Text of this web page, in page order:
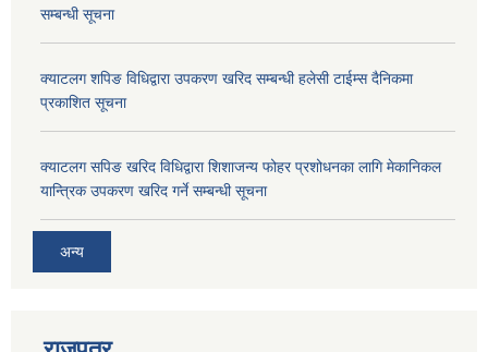
सम्बन्धी सूचना
क्याटलग शपिङ विधिद्वारा उपकरण खरिद सम्बन्धी हलेसी टाईम्स दैनिकमा
प्रकाशित सूचना
क्याटलग सपिङ खरिद विधिद्वारा शिशाजन्य फोहर प्रशोधनका लागि मेकानिकल
यान्त्रिक उपकरण खरिद गर्ने सम्बन्धी सूचना
अन्य